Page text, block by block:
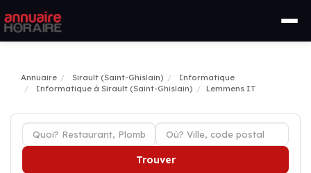
Annuaire Sirault (Saint-Ghislain)
Informatique
Informatique à Sirault (Saint-Ghislain)
Lemmens IT
Trouver